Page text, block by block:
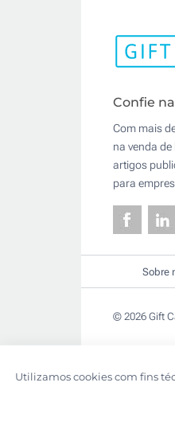
Confie
Com mais
na venda
artigos
para
Sobre
© 2026 Gift
Utilizamos cookies com fins